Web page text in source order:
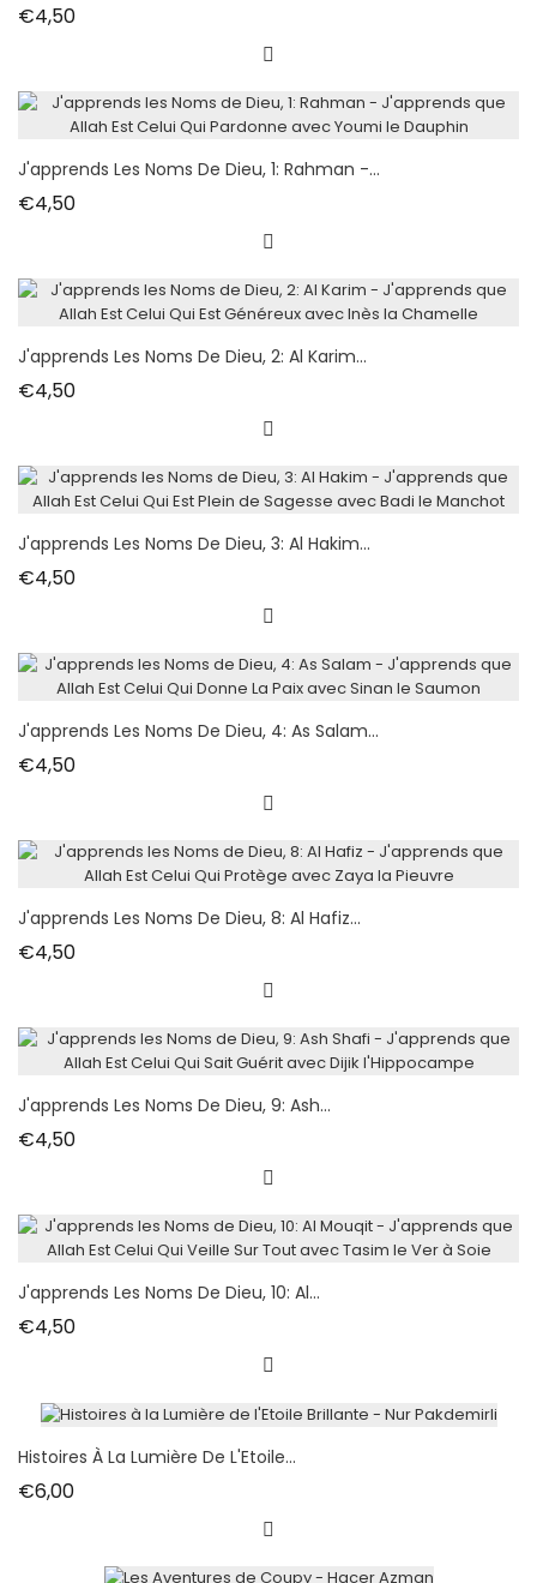
€4,50Fiyat
J'apprends Les Noms De Dieu, 1: Rahman -...
€4,50Fiyat
J'apprends Les Noms De Dieu, 2: Al Karim...
€4,50Fiyat
J'apprends Les Noms De Dieu, 3: Al Hakim...
€4,50Fiyat
J'apprends Les Noms De Dieu, 4: As Salam...
€4,50Fiyat
J'apprends Les Noms De Dieu, 8: Al Hafiz...
€4,50Fiyat
J'apprends Les Noms De Dieu, 9: Ash...
€4,50Fiyat
J'apprends Les Noms De Dieu, 10: Al...
€4,50Fiyat
Histoires À La Lumière De L'Etoile...
€6,00Fiyat